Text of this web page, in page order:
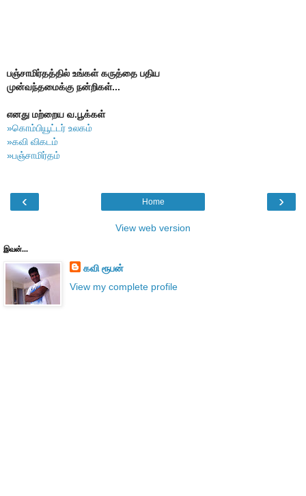
பஞ்சாமிர்தத்தில் உங்கள் கருத்தை பதிய
முன்வந்தமைக்கு நன்றிகள்...
எனது மற்றைய வ.பூக்கள்
»கொம்பியூட்டர் உலகம்
»கவி விகடம்
»பஞ்சாமிர்தம்
‹ ›
Home
View web version
இவன்...
கவி ரூபன்
View my complete profile